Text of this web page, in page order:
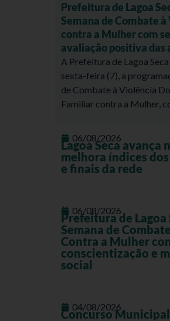
Prefeitura de Lagoa
Semana de Combate
contra a Mulher com
avaliação positiva das
A Prefeitura de Lagoa
sexta-feira (7), a
de Combate à Violência
Familiar contra a Mulher,
06/08/2026
Lagoa Seca avança
melhora índices
e finais da rede
06/08/2026
Prefeitura de Lagoa
Semana de
Contra a Mulher
conscientização e
social
04/08/2026
Concurso